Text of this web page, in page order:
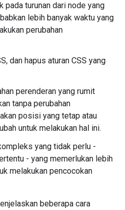
pada turunan dari node yang
lebih banyak waktu yang
perubahan
dan hapus aturan CSS yang
perenderan yang rumit
tanpa perubahan
posisi yang tetap atau
untuk melakukan hal ini.
yang tidak perlu -
- yang memerlukan lebih
melakukan pencocokan
beberapa cara